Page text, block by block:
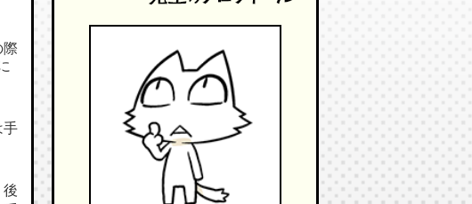
際
手
後